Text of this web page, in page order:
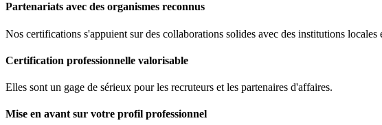
Partenariats avec des organismes reconnus
Nos certifications s'appuient sur des collaborations solides avec des institutions locales
Certification professionnelle valorisable
Elles sont un gage de sérieux pour les recruteurs et les partenaires d'affaires.
Mise en avant sur votre profil professionnel